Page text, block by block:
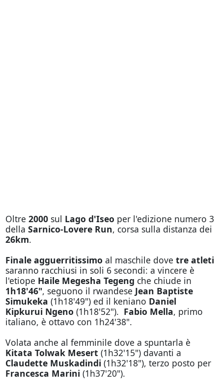
Oltre 2000 sul Lago d'Iseo per l'edizione numero 3
della Sarnico-Lovere Run, corsa sulla distanza dei
26km.
Finale agguerritissimo al maschile dove tre atleti
saranno racchiusi in soli 6 secondi: a vincere è
l'etiope Haile Megesha Tegeng che chiude in
1h18'46", seguono il rwandese Jean Baptiste
Simukeka (1h18'49") ed il keniano Daniel
Kipkurui Ngeno (1h18'52"). Fabio Mella, primo
italiano, è ottavo con 1h24'38".
Volata anche al femminile dove a spuntarla è
Kitata Tolwak Mesert (1h32'15") davanti a
Claudette Muskadindi (1h32'18"), terzo posto per
Francesca Marini (1h37'20").